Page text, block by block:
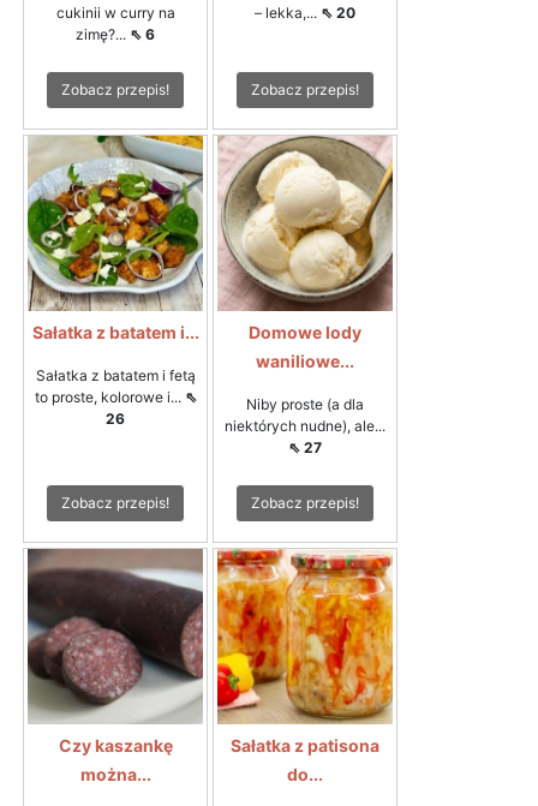
cukinii w curry na
zimę?... ⇖ 6
Zobacz przepis!
– lekka,... ⇖ 20
Zobacz przepis!
Sałatka z batatem i...
Sałatka z batatem i fetą
to proste, kolorowe i... ⇖
26
Zobacz przepis!
Domowe lody
waniliowe...
Niby proste (a dla
niektórych nudne), ale...
⇖ 27
Zobacz przepis!
Czy kaszankę
można...
Sałatka z patisona
do...